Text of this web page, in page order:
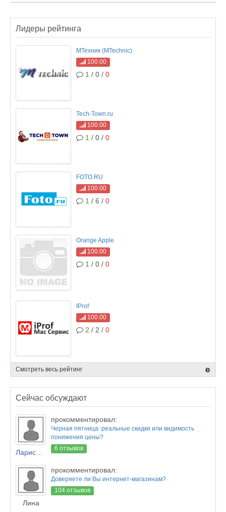
Лидеры рейтинга
МТехник (MTechnic)
100.00
1 / 0 / 0
Tech-Town.ru
100.00
1 / 0 / 0
FOTO.RU
100.00
1 / 6 / 0
Orange Apple
100.00
1 / 0 / 0
IProf
100.00
2 / 2 / 0
Смотреть весь рейтинг
Сейчас обсуждают
прокомментировал:
Черная пятница: реальные скидки или видимость
понижения цены?
6 отзывов
Лина
прокомментировал:
Доверяете ли Вы интернет-магазинам?
104 отзывов